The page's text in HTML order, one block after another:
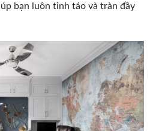
bạn luôn tỉnh táo và tràn đầy